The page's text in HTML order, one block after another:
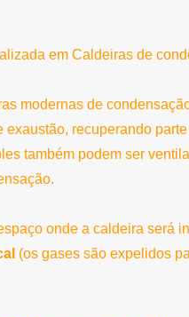
em Caldeiras de
modernas de
recuperando
também podem ser
onde a caldeira será
(os gases são expelidos